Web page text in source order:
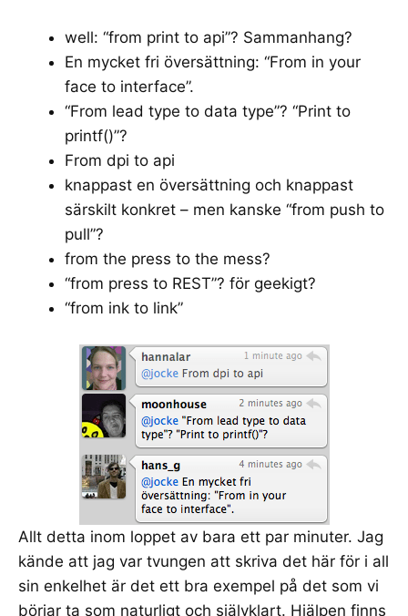
well: “from print to api”? Sammanhang?
En mycket fri översättning: “From in your
face to interface”.
“From lead type to data type”? “Print to
printf()”?
From dpi to api
knappast en översättning och knappast
särskilt konkret – men kanske “from push to
pull”?
from the press to the mess?
“from press to REST”? för geekigt?
“from ink to link”
Allt detta inom loppet av bara ett par minuter. Jag
kände att jag var tvungen att skriva det här för i all
sin enkelhet är det ett bra exempel på det som vi
börjar ta som naturligt och självklart. Hjälpen finns